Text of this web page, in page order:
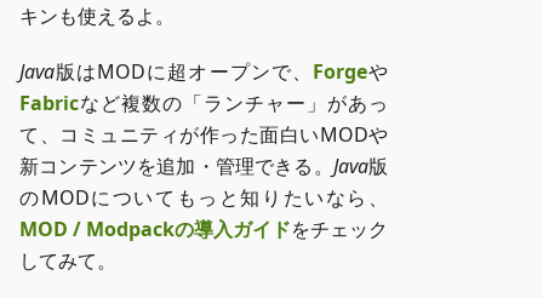
キンも使えるよ。
Java版はMODに超オープンで、 Forgeや
Fabricなど複数の「ランチャー」があっ
て、コミュニティが作った面白いMODや
新コンテンツを追加・管理できる。 Java版
のMODについてもっと知りたいなら、
MOD / Modpackの導入ガイドをチェック
してみて。